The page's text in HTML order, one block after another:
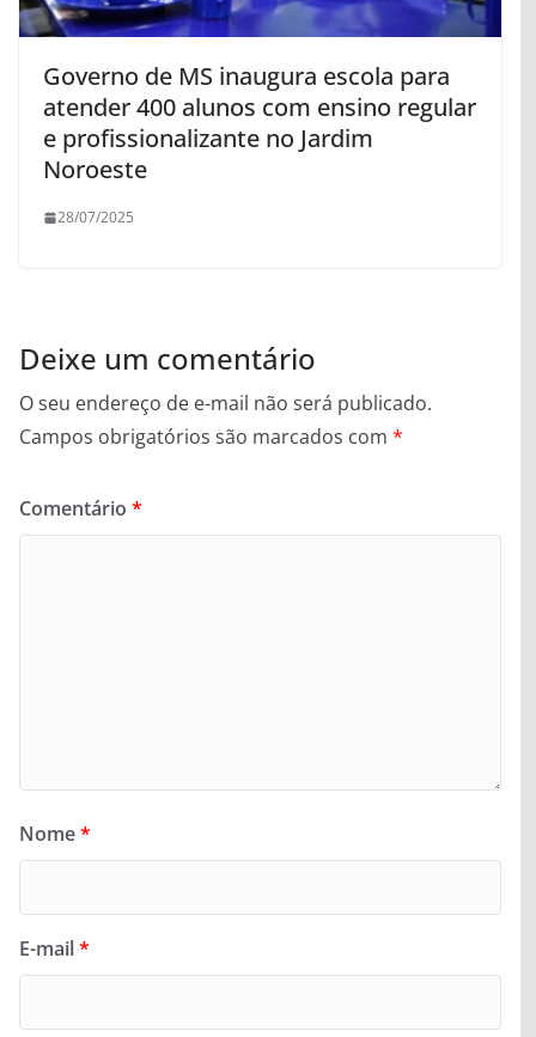
Governo de MS inaugura escola para
atender 400 alunos com ensino regular
e profissionalizante no Jardim
Noroeste
28/07/2025
Deixe um comentário
O seu endereço de e-mail não será publicado.
Campos obrigatórios são marcados com *
Comentário *
Nome*
E-mail*